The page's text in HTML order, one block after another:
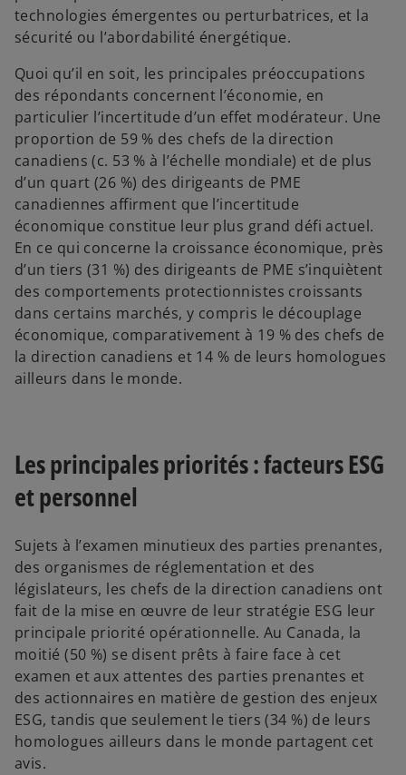
technologies émergentes ou perturbatrices, et la
sécurité ou l’abordabilité énergétique.
Quoi qu’il en soit, les principales préoccupations
des répondants concernent l’économie, en
particulier l’incertitude d’un effet modérateur. Une
proportion de 59 % des chefs de la direction
canadiens (c. 53 % à l’échelle mondiale) et de plus
d’un quart (26 %) des dirigeants de PME
canadiennes affirment que l’incertitude
économique constitue leur plus grand défi actuel.
En ce qui concerne la croissance économique, près
d’un tiers (31 %) des dirigeants de PME s’inquiètent
des comportements protectionnistes croissants
dans certains marchés, y compris le découplage
économique, comparativement à 19 % des chefs de
la direction canadiens et 14 % de leurs homologues
ailleurs dans le monde.
Les principales priorités : facteurs ESG
et personnel
Sujets à l’examen minutieux des parties prenantes,
des organismes de réglementation et des
législateurs, les chefs de la direction canadiens ont
fait de la mise en œuvre de leur stratégie ESG leur
principale priorité opérationnelle. Au Canada, la
moitié (50 %) se disent prêts à faire face à cet
examen et aux attentes des parties prenantes et
des actionnaires en matière de gestion des enjeux
ESG, tandis que seulement le tiers (34 %) de leurs
homologues ailleurs dans le monde partagent cet
avis.